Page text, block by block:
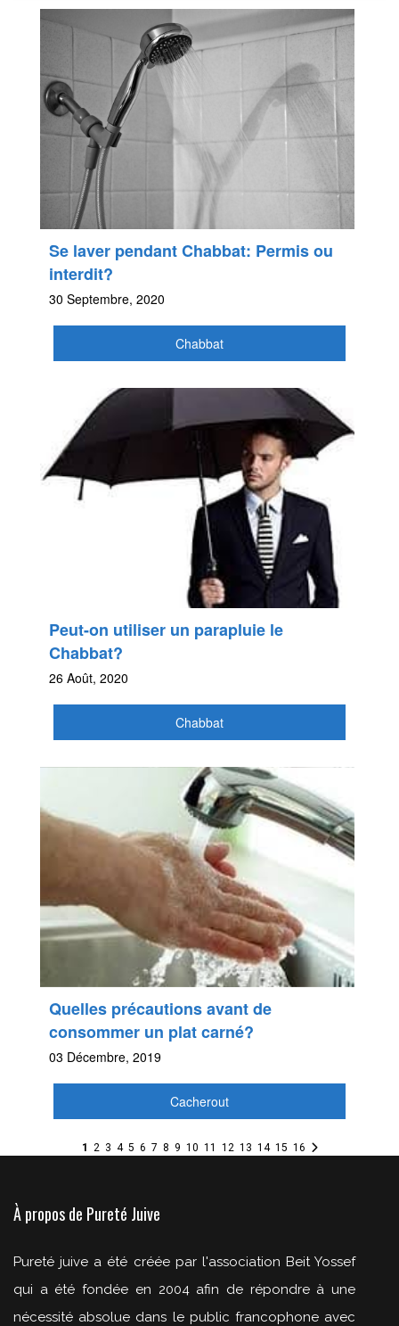
Se laver pendant Chabbat: Permis ou
interdit?
30 Septembre, 2020
Chabbat
Peut-on utiliser un parapluie le
Chabbat?
26 Août, 2020
Chabbat
Quelles précautions avant de
consommer un plat carné?
03 Décembre, 2019
Cacherout
1 2 3 4 5 6 7 8 9 10 11 12 13 14 15 16
À propos de Pureté Juive
Pureté juive a été créée par l'association Beit Yossef
qui a été fondée en 2004 afin de répondre à une
nécessité absolue dans le public francophone avec